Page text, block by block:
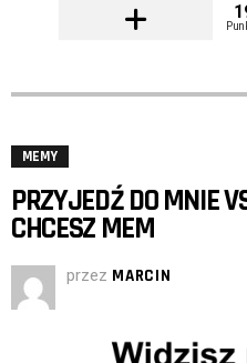
MEMY
PRZYJEDŹ DO MNIE
CHCESZ MEM
przez MARCIN